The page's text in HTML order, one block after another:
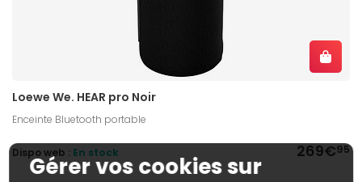
Loewe We. HEAR pro Noir
Enceinte Bluetooth portable
269€95
Dispo web : En stock
Gérer vos cookies sur